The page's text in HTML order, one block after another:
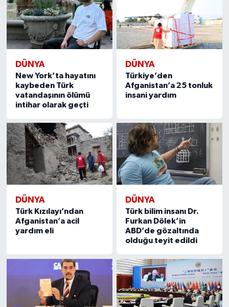
DÜNYA
New York’ta hayatını
kaybeden Türk
vatandaşının ölümü
intihar olarak geçti
DÜNYA
Türkiye’den
Afganistan’a 25 tonluk
insani yardım
DÜNYA
Türk Kızılayı’ndan
Afganistan’a acil
yardım eli
DÜNYA
Türk bilim insanı Dr.
Furkan Dölek’in
ABD’de gözaltında
olduğu teyit edildi